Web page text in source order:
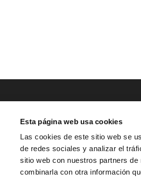
Esta página web usa cookies
Las cookies de este sitio web se
de redes sociales y analizar el
sitio web con nuestros partners
combinarla con otra información
Nº37, 1ºB,
Tudela, Navarra
CONTACTO
 Tel.:
